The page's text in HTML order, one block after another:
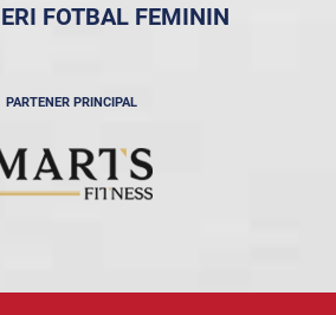
FOTBAL FEMININ
PARTENER PRINCIPAL